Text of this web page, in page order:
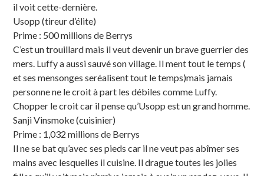
il voit cette-dernière.
Usopp (tireur d’élite)
Prime : 500 millions de Berrys
C’est un trouillard mais il veut devenir un brave guerrier des
mers. Luffy a aussi sauvé son village. Il ment tout le temps (
et ses mensonges seréalisent tout le temps)mais jamais
personne ne le croit à part les débiles comme Luffy.
Chopper le croit car il pense qu’Usopp est un grand homme.
Sanji Vinsmoke (cuisinier)
Prime : 1,032 millions de Berrys
Il ne se bat qu’avec ses pieds car il ne veut pas abîmer ses
mains avec lesquelles il cuisine. Il drague toutes les jolies